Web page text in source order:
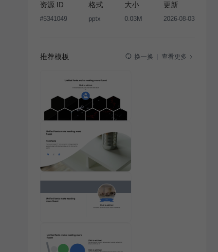
版权声明
条款，禁止任何形式的转让、出售或出租，未
经投权许可任何人不得擅自转载和分发，否则将接照我
资源 ID
#5341049
格式
pptx
大小
0.03M
更新
2026-08-03
推荐模板 换一换 查看更多